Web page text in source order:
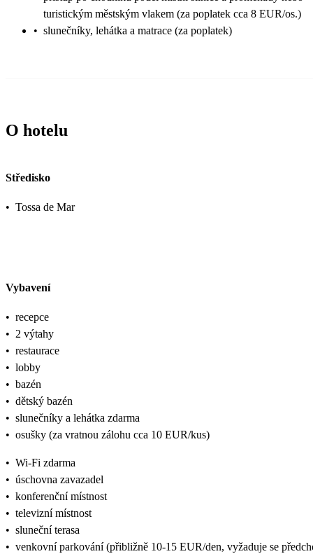
turistickým městským vlakem (za poplatek cca 8 EUR/os.)
• slunečníky, lehátka a matrace (za poplatek)
O hotelu
Středisko
• Tossa de Mar
Vybavení
• recepce
• 2 výtahy
• restaurace
• lobby
• bazén
• dětský bazén
• slunečníky a lehátka zdarma
• osušky (za vratnou zálohu cca 10 EUR/kus)
• Wi-Fi zdarma
• úschovna zavazadel
• konferenční místnost
• televizní místnost
• sluneční terasa
• venkovní parkování (přibližně 10-15 EUR/den, vyžaduje se